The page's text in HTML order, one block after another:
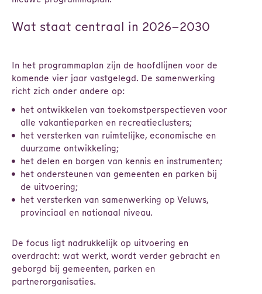
Wat staat centraal in 2026–2030
In het programmaplan zijn de hoofdlijnen voor de
komende vier jaar vastgelegd. De samenwerking
richt zich onder andere op:
het ontwikkelen van toekomstperspectieven voor
alle vakantieparken en recreatieclusters;
het versterken van ruimtelijke, economische en
duurzame ontwikkeling;
het delen en borgen van kennis en instrumenten;
het ondersteunen van gemeenten en parken bij
de uitvoering;
het versterken van samenwerking op Veluws,
provinciaal en nationaal niveau.
De focus ligt nadrukkelijk op uitvoering en
overdracht: wat werkt, wordt verder gebracht en
geborgd bij gemeenten, parken en
partnerorganisaties.